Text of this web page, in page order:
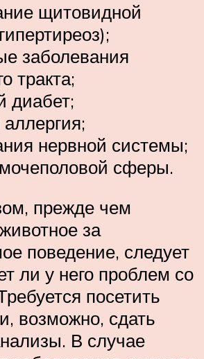
щитовидной
заболевания
тракта;
диабет;
нервной системы;
сферы.
прежде чем
за
поведение, следует
ли у него проблем со
посетить
возможно, сдать
В случае